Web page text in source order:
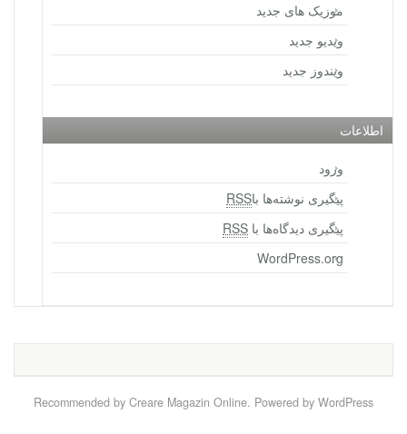
موزیک های جدید
ویدیو جدید
ویندوز جدید
اطلاعات
ورود
پیگیری نوشته‌ها باRSS
پیگیری دیدگاه‌ها با RSS
WordPress.org
Recommended by Creare Magazin Online. Powered by WordPress